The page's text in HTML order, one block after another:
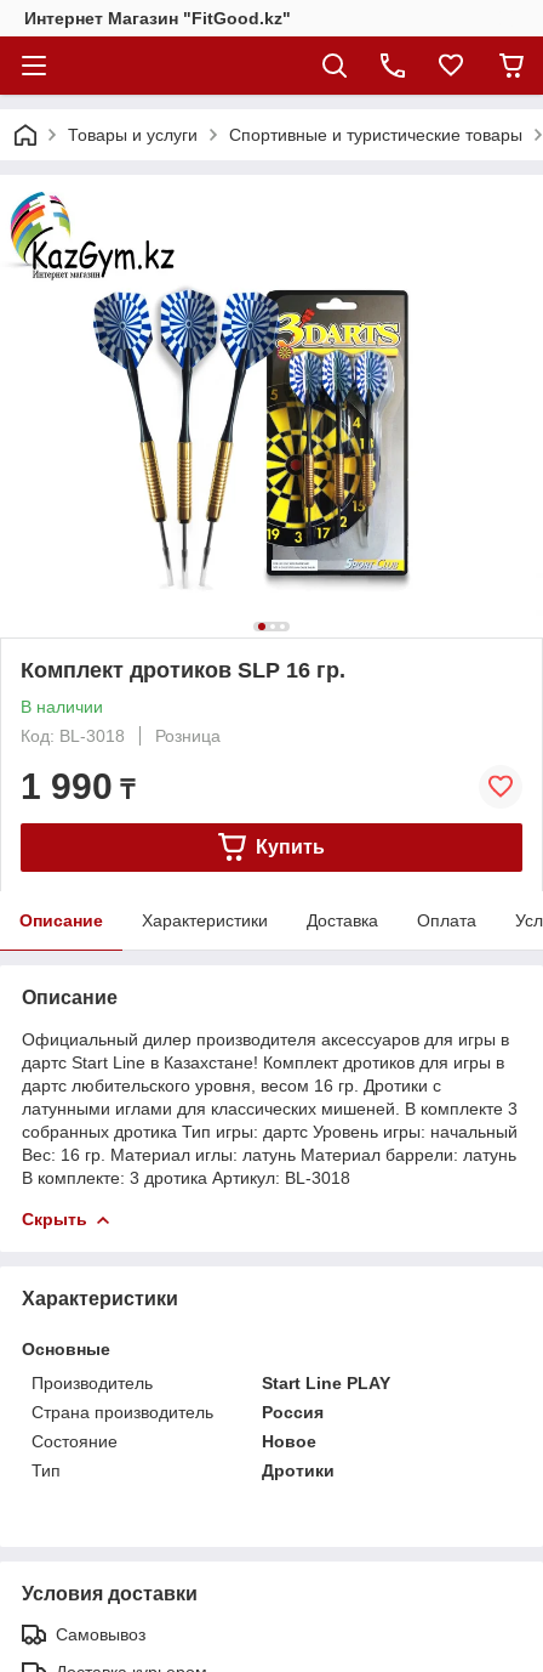
Интернет Магазин "FitGood.kz"
Товары и услуги Спортивные и туристические товары
Комплект дротиков SLP 16 гр.
В наличии
Код: BL-3018
Розница
1 990 ₸
Купить
Описание Характеристики Доставка Оплата
Описание
Официальный дилер производителя аксессуаров для игры в
дартс Start Line в Казахстане! Комплект дротиков для игры в
дартс любительского уровня, весом 16 гр. Дротики с
латунными иглами для классических мишеней. В комплекте 3
собранных дротика Тип игры: дартс Уровень игры: начальный
Вес: 16 гр. Материал иглы: латунь Материал баррели: латунь
В комплекте: 3 дротика Артикул: BL-3018
Скрыть
Характеристики
Основные
Производитель
Start Line PLAY
Страна производитель
Россия
Состояние
Новое
Тип
Дротики
Условия доставки
Самовывоз